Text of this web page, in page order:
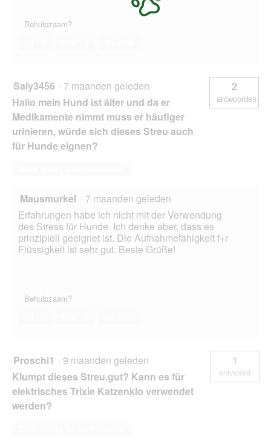
Behulpzaam?
Saly3456 · 7 maanden geleden
Hallo mein Hund ist älter und da er
Medikamente nimmt muss er häufiger
urinieren, würde sich dieses Streu auch
für Hunde eignen?
2
antwoorden
Mausmurkel · 7 maanden geleden
Erfahrungen habe ich nicht mit der Verwendung
des Stress für Hunde. Ich denke aber, dass es
prinzipiell geeignet ist. Die Aufnahmefähigkeit f+r
Flüssigkeit ist sehr gut. Beste Grüße!
Behulpzaam?
Proschi1 · 9 maanden geleden
Klumpt dieses Streu.gut? Kann es für
elektrisches Trixie Katzenklo verwendet
werden?
1
antwoord